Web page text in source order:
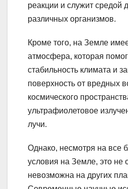
реакции и служит средой
различных организмов.
Кроме того, на Земле
атмосфера, которая
стабильность климата и
поверхность от вредных
космического
ультрафиолетовое
лучи.
Однако, несмотря на все
условия на Земле, это не
невозможна на других